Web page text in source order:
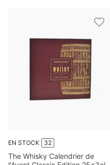
EN STOCK 32
The Whisky Calendrier de